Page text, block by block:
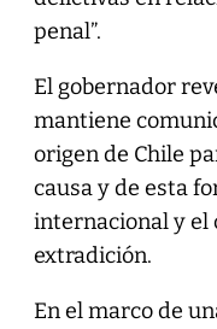
penal”.
El gobernador
mantiene
origen de Chile
causa y de esta
internacional y el
extradición.
En el marco de